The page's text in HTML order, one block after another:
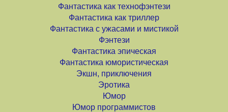
Фантастика как технофэнтези
Фантастика как триллер
Фантастика с ужасами и мистикой
Фэнтези
Фантастика эпическая
Фантастика юмористическая
Экшн, приключения
Эротика
Юмор
Юмор программистов